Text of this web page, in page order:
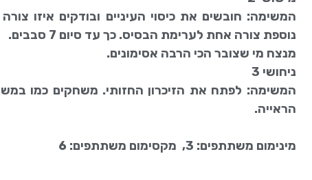
המשימה: חובשים את כיסוי העיניים ובודקים איזו
נוספת צורה אחת לערימת הבסיס. כך עד סיום 7 סבבים.
מנצח מי שצובר הכי הרבה אסימונים.
ניחושי 3
הראייה.
מינימום משתתפים: 3, מקסימום משתתפים: 6